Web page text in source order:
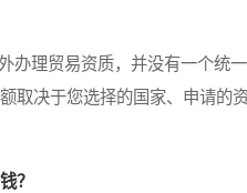
理贸易资质，并没有一个统一
取决于您选择的国家、申请的
？